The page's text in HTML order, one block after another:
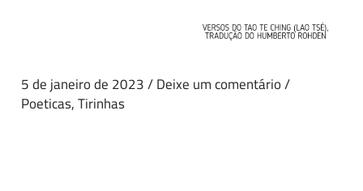
5 de janeiro de 2023/Deixe um comentário/
Poeticas,Tirinhas